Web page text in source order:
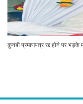
कुनबी प्रमाणपत्र रद्द होने पर